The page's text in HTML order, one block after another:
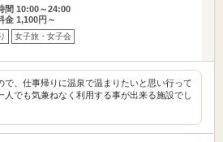
間 10:00～24:00
金 1,100円～
女子旅・女子会
で、仕事帰りに温泉で温まりたいと思い行って
人でも気兼ねなく利用する事が出来る施設でし